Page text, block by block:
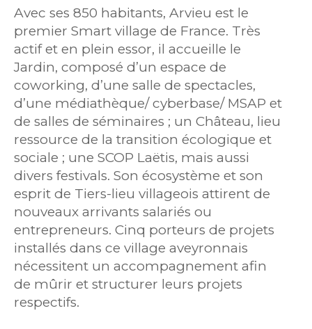
Avec ses 850 habitants, Arvieu est le
premier Smart village de France. Très
actif et en plein essor, il accueille le
Jardin, composé d’un espace de
coworking, d’une salle de spectacles,
d’une médiathèque/ cyberbase/ MSAP et
de salles de séminaires ; un Château, lieu
ressource de la transition écologique et
sociale ; une SCOP Laëtis, mais aussi
divers festivals. Son écosystème et son
esprit de Tiers-lieu villageois attirent de
nouveaux arrivants salariés ou
entrepreneurs. Cinq porteurs de projets
installés dans ce village aveyronnais
nécessitent un accompagnement afin
de mûrir et structurer leurs projets
respectifs.